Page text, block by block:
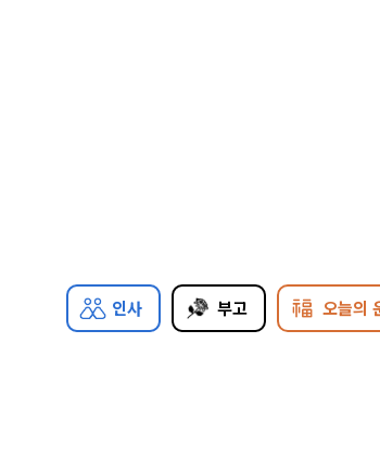
인사 부고 오늘의